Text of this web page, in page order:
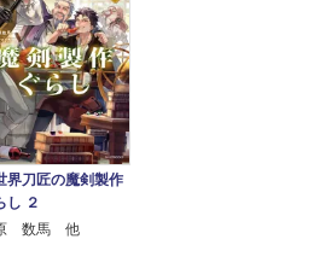
界刀匠の魔剣製作
し ２
数馬 他